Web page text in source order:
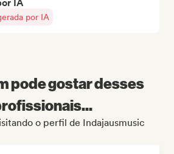
IA
por IA
pode gostar desses
o perfil de Indajausmusic